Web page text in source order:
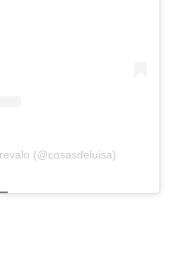
(@cosasdeluisa)